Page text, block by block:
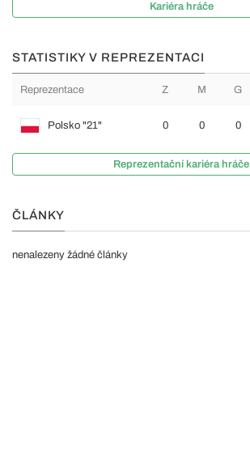
Kariéra hráče
STATISTIKY V REPREZENTACI
Reprezentace Z M G
Polsko "21" 0 0 0
Reprezentační kariéra hráče
ČLÁNKY
nenalezeny žádné články